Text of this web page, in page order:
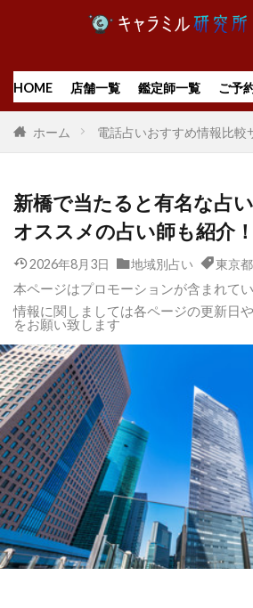
HOME 店舗一覧 鑑定師一覧 ご予
ホーム 電話占いおすすめ情報比
新橋で当たると有名な占
オススメの占い師も紹介！
2026年8月3日 地域別占い 東京都
本ページはプロモーションが含まれて
情報に関しましては各ページの更新日
をお願い致します